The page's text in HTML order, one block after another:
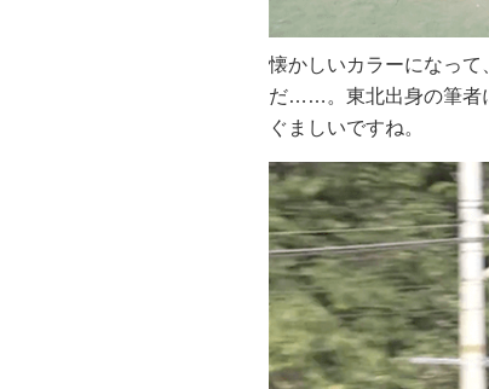
懐かしいカラーになっ
だ……。東北出身の筆者
ぐましいですね。